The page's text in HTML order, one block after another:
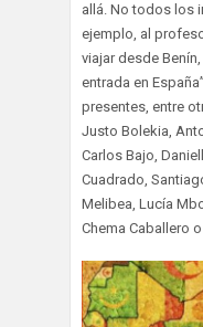
allá. No todos los
ejemplo, al
viajar desde
entrada en
presentes, entre
Justo Bolekia,
Carlos Bajo,
Cuadrado,
Melibea, Lucía
Chema Caballero